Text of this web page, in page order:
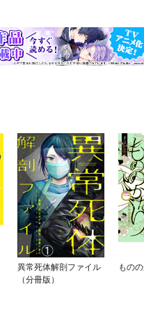
異常死体解剖ファイル
（分冊版）
もの